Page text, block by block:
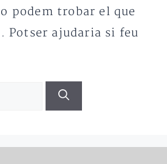
podem trobar el que
Potser ajudaria si feu